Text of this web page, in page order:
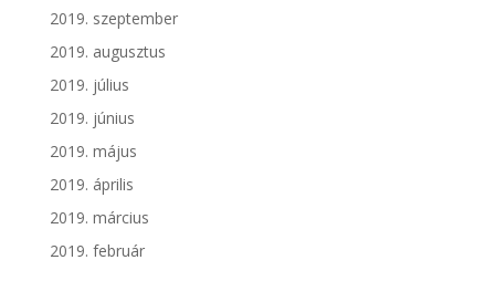
2019. szeptember
2019. augusztus
2019. július
2019. június
2019. május
2019. április
2019. március
2019. február